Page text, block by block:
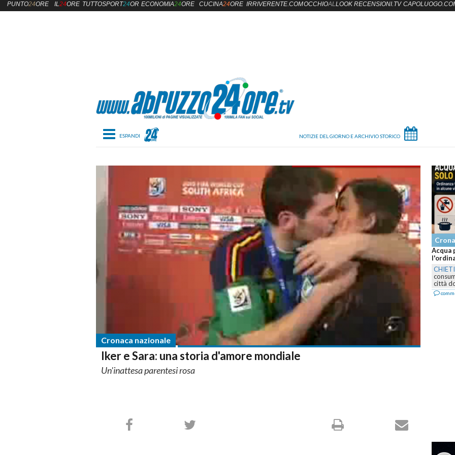
Toggle navigation
Cronaca nazionale
Iker e Sara: una storia d'amore mondiale
Un'inattesa parentesi rosa
Acqua
CHIETI
città
PUNTO24ORE IL24ORE TUTTOSPORT24OREECONOMIA24ORE CUCINA24ORE IRRIVERENTE.COMOCCHIOALLOOK RECENSIONI.TV